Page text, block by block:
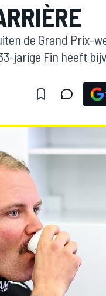
de Grand Prix-
jarige Fin heeft